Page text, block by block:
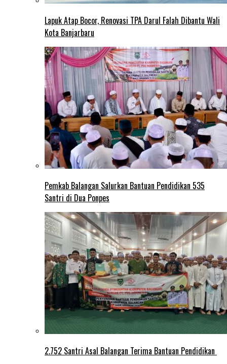
Lapuk Atap Bocor, Renovasi TPA Darul Falah Dibantu Wali
Kota Banjarbaru
Pemkab Balangan Salurkan Bantuan Pendidikan 535
Santri di Dua Ponpes
2.752 Santri Asal Balangan Terima Bantuan Pendidikan